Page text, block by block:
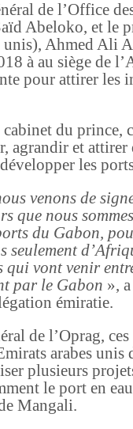
de l’Office
Abeloko, et le
unis), Ahmed Ali
à au siège de
pour attirer les
du prince,
agrandir et attirer
les
venons de
que nous
du Gabon,
seulement
qui vont venir
par le Gabon »,
émiratie.
de l’Oprag,
arabes unis
plusieurs
le port en
Mangali.